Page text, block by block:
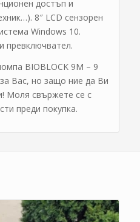
достъп и
8″ LCD сензорен
Windows 10.
превключвател.
BIOBLOCK 9M – 9
Вас, но защо ние да Ви
Моля свържете се с
преди покупка.